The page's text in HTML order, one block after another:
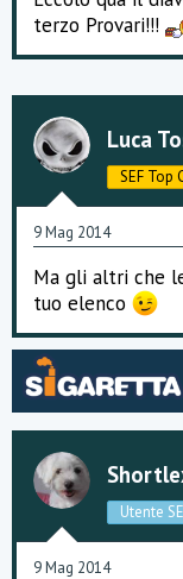
terzo Provari!!!
Luca
SEF Top
9 Mag 2014
Ma gli altri che
tuo elenco
Utente
9 Mag 2014